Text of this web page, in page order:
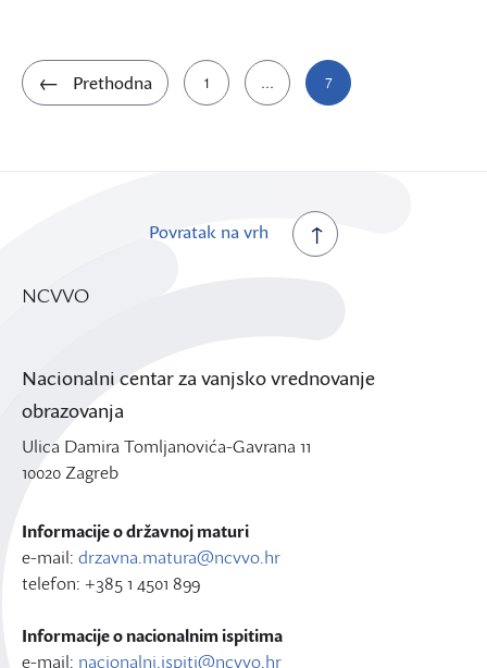
Brojevi
stranica
Prethodna 1 … 7
Povratak na vrh
NCVVO
Nacionalni centar za vanjsko vrednovanje
obrazovanja
Ulica Damira Tomljanovića-Gavrana 11
10020 Zagreb
Informacije o državnoj maturi
e-mail: drzavna.matura@ncvvo.hr
telefon: +385 1 4501 899
Informacije o nacionalnim ispitima
e-mail: nacionalni.ispiti@ncvvo.hr